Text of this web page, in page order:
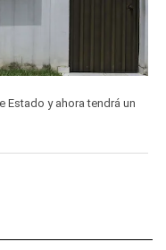
Estado y ahora tendrá un